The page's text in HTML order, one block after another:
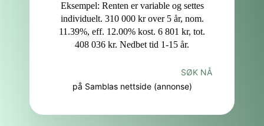
Eksempel: Renten er variable og settes
individuelt. 310 000 kr over 5 år, nom.
11.39%, eff. 12.00% kost. 6 801 kr, tot.
408 036 kr. Nedbet tid 1-15 år.
SØK NÅ
på Samblas nettside (annonse)